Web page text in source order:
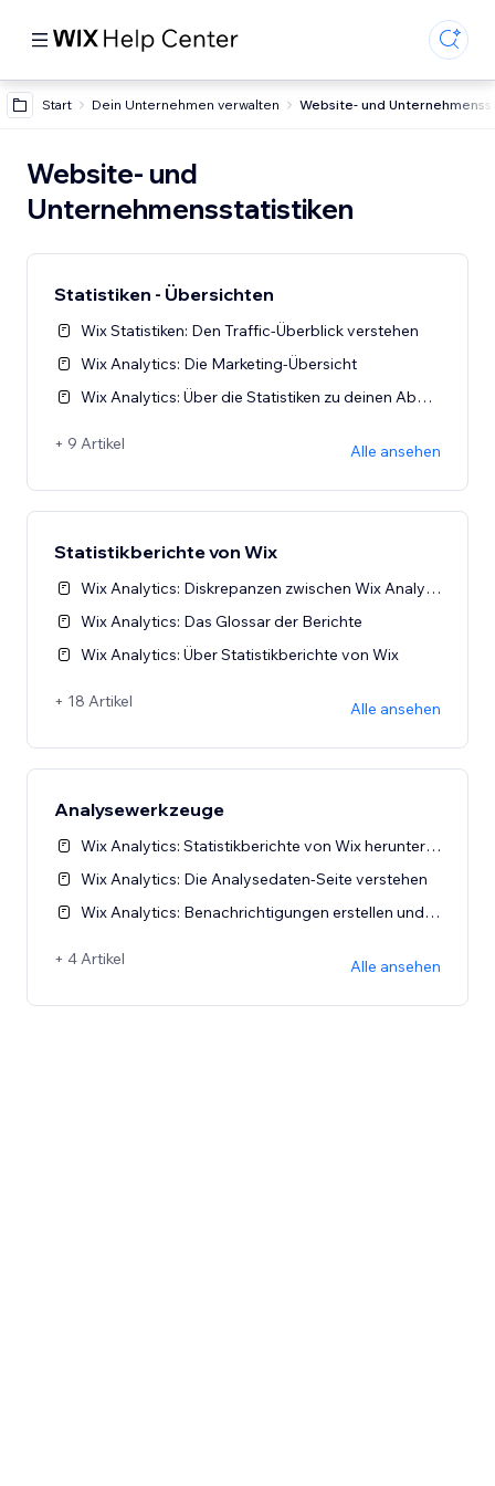
Start Dein Unternehmen verwalten Website- und
Website- und
Unternehmensstatistiken
Statistiken - Übersichten
Wix Statistiken: Den Traffic-Überblick verstehen
Wix Analytics: Die Marketing-Übersicht
Wix Analytics: Über die Statistiken zu deinen Abonnements
+ 9 Artikel Alle ansehen
Statistikberichte von Wix
Wix Analytics: Diskrepanzen zwischen Wix Analytics und Daten in anderen Tracking-Tools
Wix Analytics: Das Glossar der Berichte
Wix Analytics: Über Statistikberichte von Wix
+ 18 Artikel Alle ansehen
Analysewerkzeuge
Wix Analytics: Statistikberichte von Wix herunterladen und abonnieren
Wix Analytics: Die Analysedaten-Seite verstehen
Wix Analytics: Benachrichtigungen erstellen und verwalten
+ 4 Artikel Alle ansehen